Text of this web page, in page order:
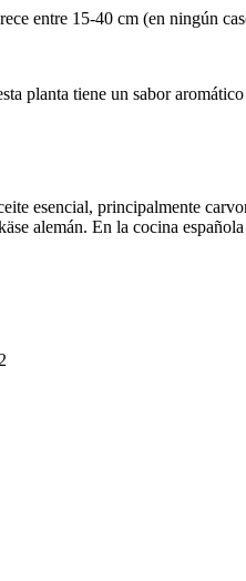
entre 15-40 cm (en ningún
planta tiene un sabor
esencial, principalmente
alemán. En la cocina